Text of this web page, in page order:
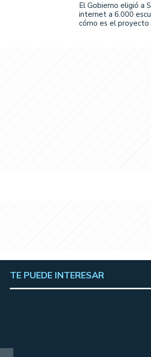
El Gobierno eligió a
internet a 6.000
cómo es el proyecto
TE PUEDE INTERESAR